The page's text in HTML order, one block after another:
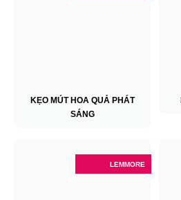
KẸO MÚT HOA QUẢ PHÁT
SÁNG
LEMMORE